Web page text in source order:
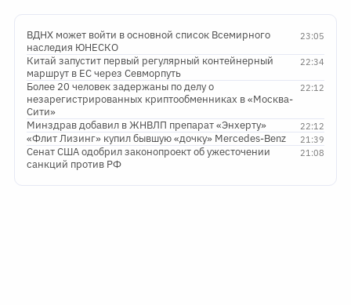
23:05
ВДНХ может войти в основной список Всемирного
наследия ЮНЕСКО
22:34
Китай запустит первый регулярный контейнерный
маршрут в ЕС через Севморпуть
22:12
Более 20 человек задержаны по делу о
незарегистрированных криптообменниках в «Москва-
Сити»
22:12
Минздрав добавил в ЖНВЛП препарат «Энхерту»
21:39
«Флит Лизинг» купил бывшую «дочку» Mercedes-Benz
21:08
Сенат США одобрил законопроект об ужесточении
санкций против РФ